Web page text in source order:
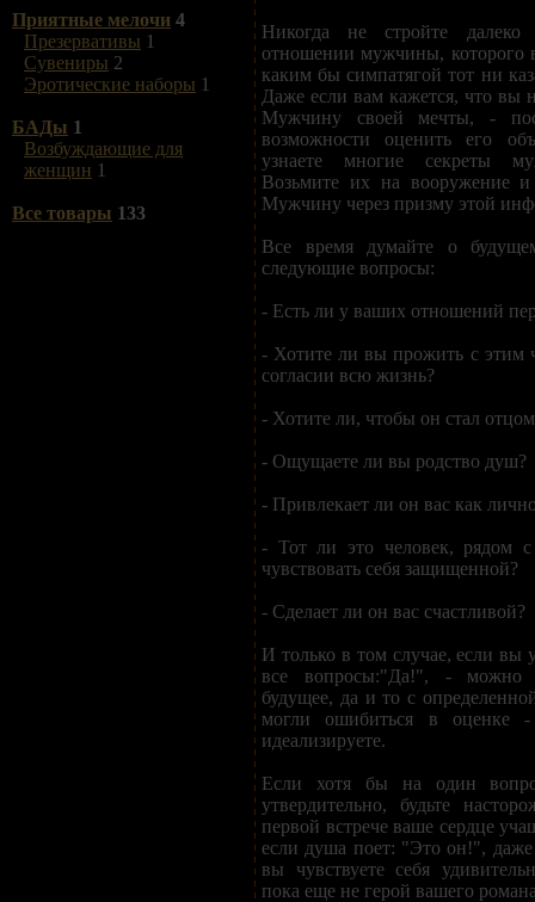
Приятные мелочи 4
Презервативы 1
Сувениры 2
Эротические наборы 1
БАДы 1
Возбуждающие для
женщин 1
Все товары 133
Никогда не стройте
отношении мужчины, которого
каким бы симпатягой тот ни
Даже если вам кажется, что вы
Мужчину своей мечты, -
возможности оценить его
узнаете многие секреты
Возьмите их на вооружение и
Мужчину через призму этой
Все время думайте о
следующие вопросы:
- Есть ли у ваших отношений
- Хотите ли вы прожить с этим
согласии всю жизнь?
- Хотите ли, чтобы он стал
- Ощущаете ли вы родство душ?
- Привлекает ли он вас как
- Тот ли это человек, рядом
чувствовать себя защищенной?
- Сделает ли он вас счастливой?
И только в том случае, если вы
все вопросы:"Да!", - можно
будущее, да и то с
могли ошибиться в оценке
идеализируете.
Если хотя бы на один
утвердительно, будьте
первой встрече ваше сердце
если душа поет: "Это он!", даже
вы чувствуете себя
пока еще не герой вашего